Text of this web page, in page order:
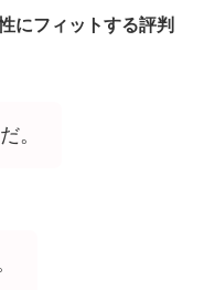
にフィットする評判
。